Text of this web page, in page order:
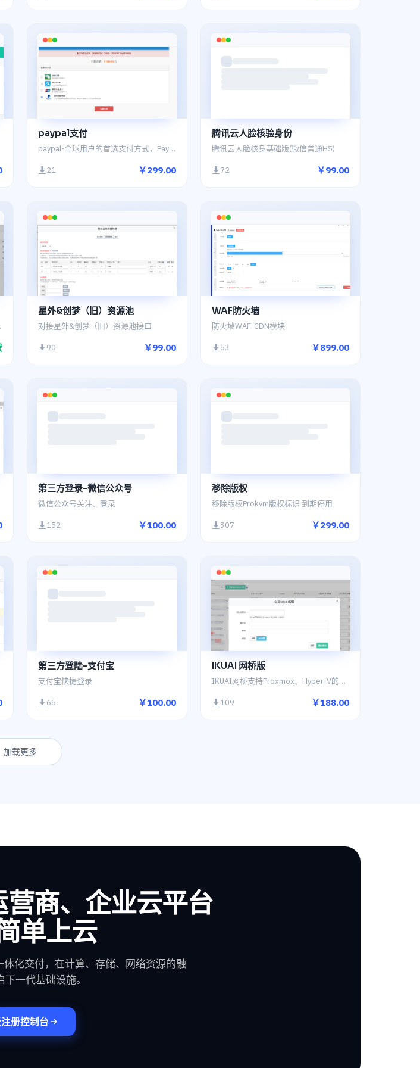
paypal支付
paypal-全球用户的首选支付方式，PayPal拥有无以伦比的领先优势
21 ￥299.00
腾讯云人脸核验身份
腾讯云人脸核身基础版(微信普通H5)
72 ￥99.00
为宝。
星外&创梦（旧）资源池
对接星外&创梦（旧）资源池接口
90 ￥99.00
WAF防火墙
防火墙WAF-CDN模块
53 ￥899.00
第三方登录-微信公众号
微信公众号关注、登录
152 ￥100.00
移除版权
移除版权Prokvm版权标识 到期停用
307 ￥299.00
第三方登陆-支付宝
支付宝快捷登录
65 ￥100.00
IKUAI 网桥版
IKUAI网桥支持Proxmox、Hyper-V的上下行限速控制,未来可期
109 ￥188.00
加载更多
商、企业云平台
单上云
体化交付，在计算、存储、网络资源的融
一代基础设施。
册控制台